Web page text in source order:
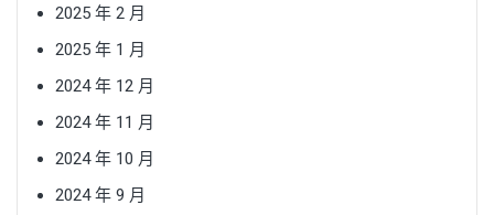
2025 年 2 月
2025 年 1 月
2024 年 12 月
2024 年 11 月
2024 年 10 月
2024 年 9 月